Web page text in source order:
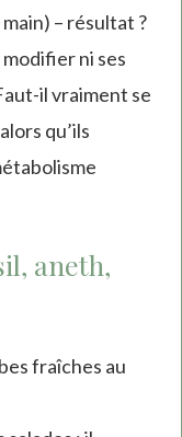
– résultat ?
ni ses
il vraiment se
qu’ils
aneth,
fraîches au